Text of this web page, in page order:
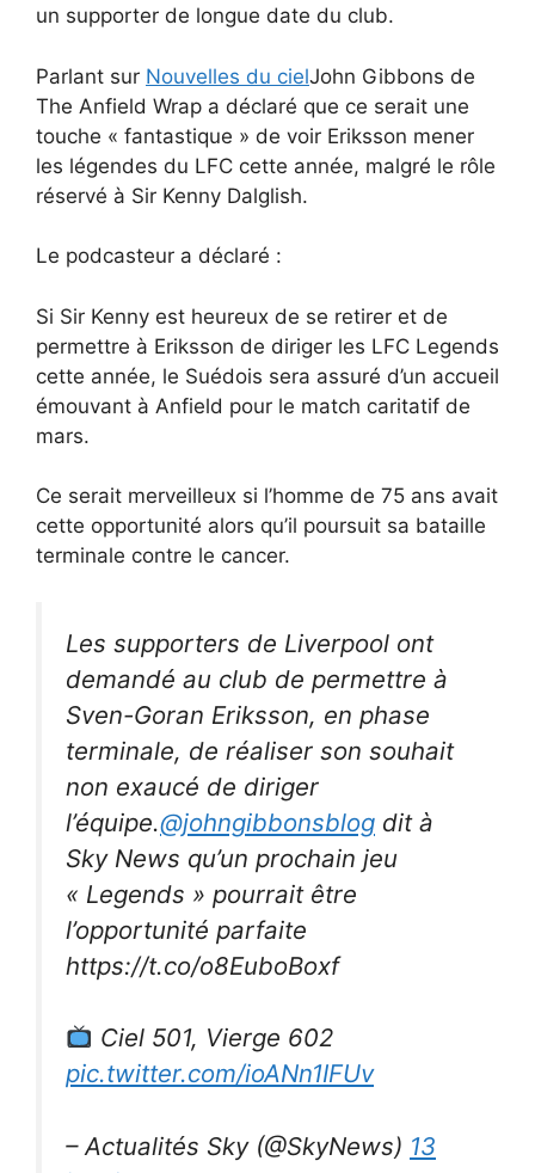
un supporter de longue date du club.
Parlant sur Nouvelles du cielJohn Gibbons de
The Anfield Wrap a déclaré que ce serait une
touche « fantastique » de voir Eriksson mener
les légendes du LFC cette année, malgré le rôle
réservé à Sir Kenny Dalglish.
Le podcasteur a déclaré :
Si Sir Kenny est heureux de se retirer et de
permettre à Eriksson de diriger les LFC Legends
cette année, le Suédois sera assuré d’un accueil
émouvant à Anfield pour le match caritatif de
mars.
Ce serait merveilleux si l’homme de 75 ans avait
cette opportunité alors qu’il poursuit sa bataille
terminale contre le cancer.
Les supporters de Liverpool ont
demandé au club de permettre à
Sven-Goran Eriksson, en phase
terminale, de réaliser son souhait
non exaucé de diriger
l’équipe.@johngibbonsblog dit à
Sky News qu’un prochain jeu
« Legends » pourrait être
l’opportunité parfaite
https://t.co/o8EuboBoxf
Ciel 501, Vierge 602
pic.twitter.com/ioANn1IFUv
– Actualités Sky (@SkyNews) 13